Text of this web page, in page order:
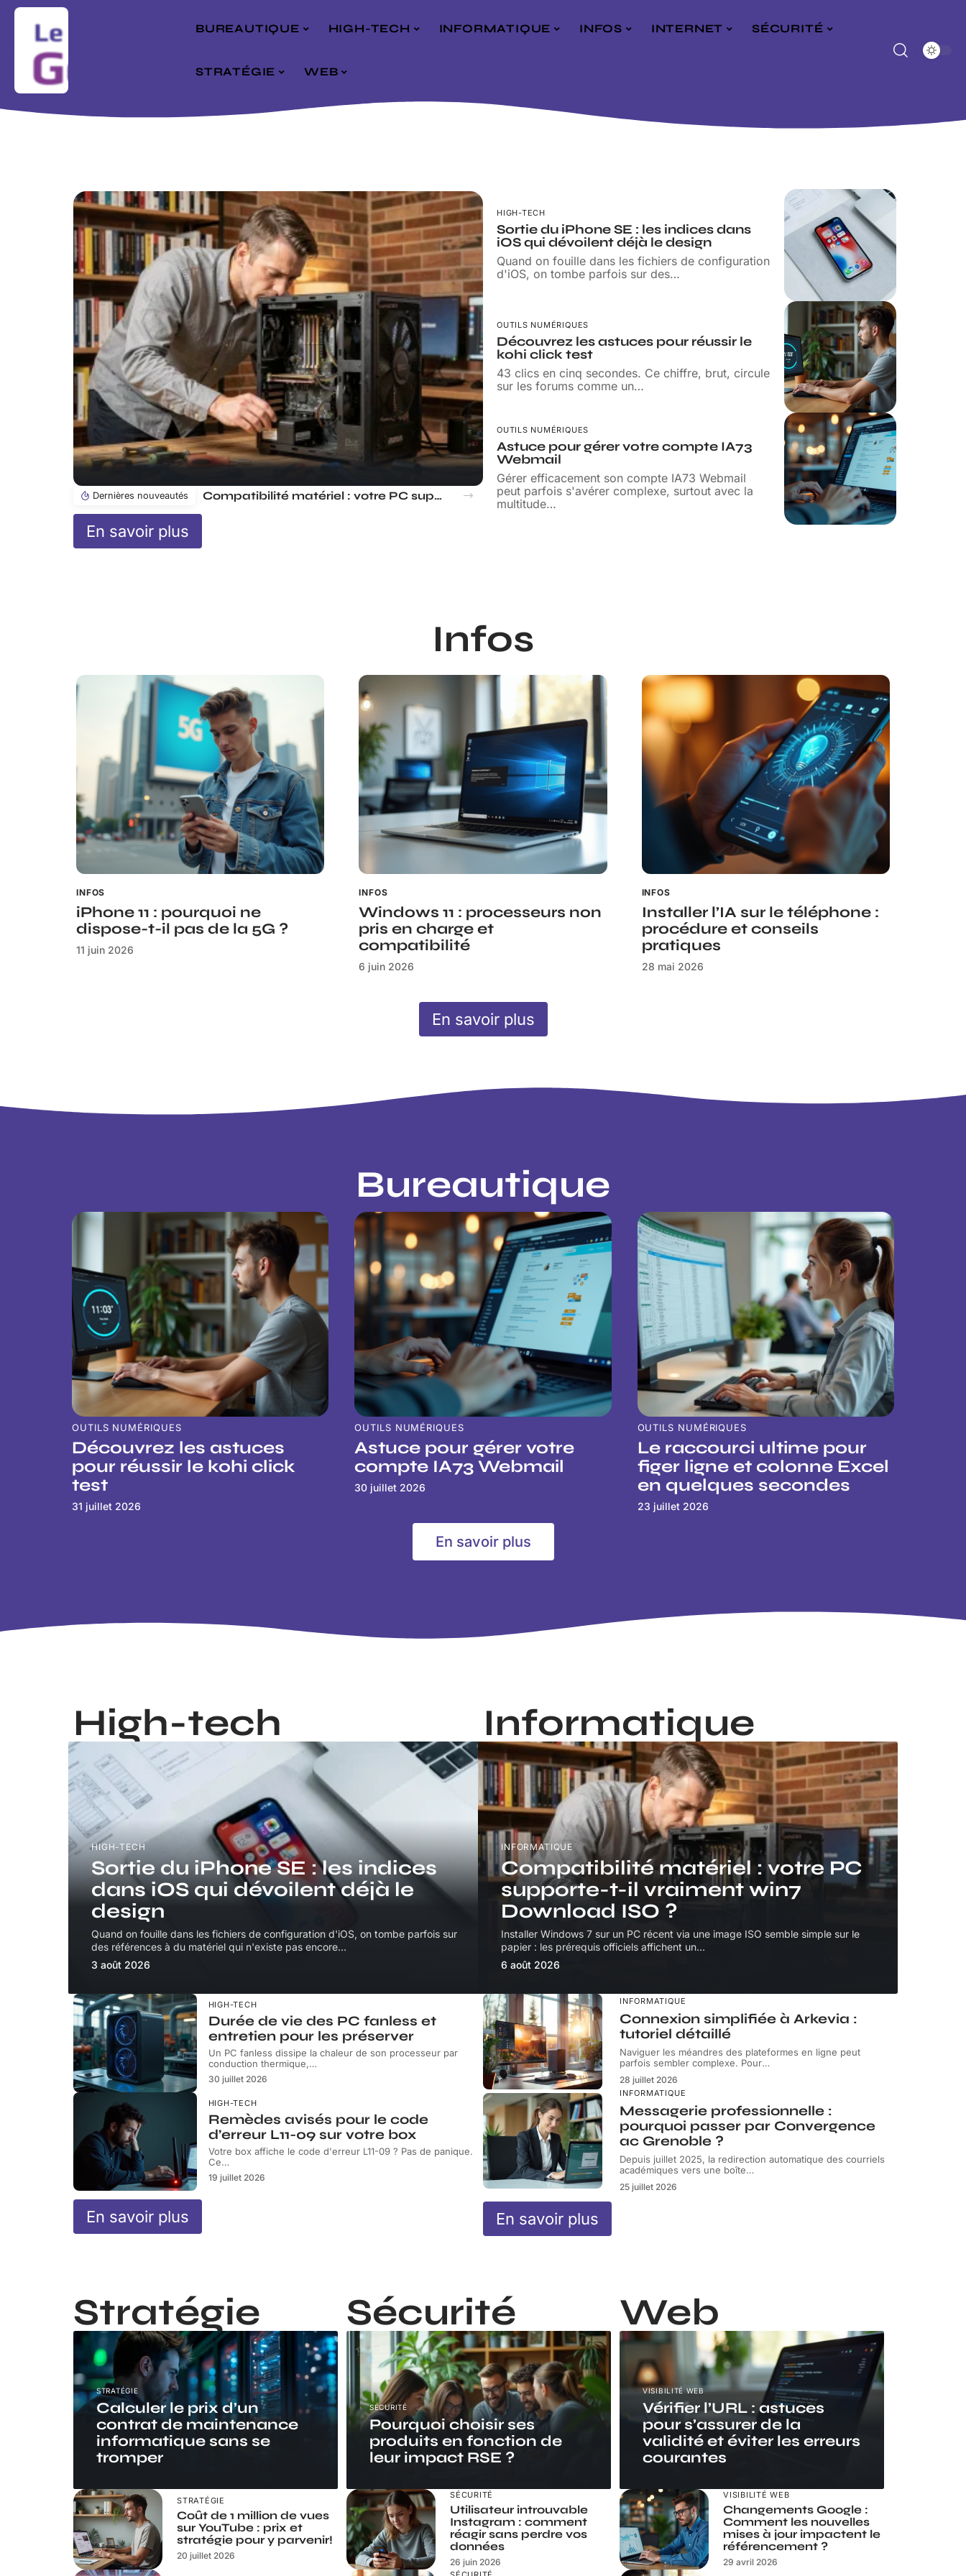
BUREAUTIQUE HIGH-TECH INFORMATIQUE INFOS INTERNET SÉCURITÉ
STRATÉGIE WEB
Dernières nouveautés Compatibilité matériel : votre PC supporte-t-il vraiment win7 Download ISO ?
En savoir plus
HIGH-TECH
Sortie du iPhone SE : les indices dans
iOS qui dévoilent déjà le design
Quand on fouille dans les fichiers de configuration
d'iOS, on tombe parfois sur des…
OUTILS NUMÉRIQUES
Découvrez les astuces pour réussir le
kohi click test
43 clics en cinq secondes. Ce chiffre, brut, circule
sur les forums comme un…
OUTILS NUMÉRIQUES
Astuce pour gérer votre compte IA73
Webmail
Gérer efficacement son compte IA73 Webmail
peut parfois s'avérer complexe, surtout avec la
multitude…
Infos
INFOS
iPhone 11 : pourquoi ne
dispose-t-il pas de la 5G ?
11 juin 2026
INFOS
Windows 11 : processeurs non
pris en charge et
compatibilité
6 juin 2026
INFOS
Installer l’IA sur le téléphone :
procédure et conseils
pratiques
28 mai 2026
En savoir plus
Bureautique
OUTILS NUMÉRIQUES
Découvrez les astuces
pour réussir le kohi click
test
31 juillet 2026
OUTILS NUMÉRIQUES
Astuce pour gérer votre
compte IA73 Webmail
30 juillet 2026
OUTILS NUMÉRIQUES
Le raccourci ultime pour
figer ligne et colonne Excel
en quelques secondes
23 juillet 2026
En savoir plus
High-tech
HIGH-TECH
Sortie du iPhone SE : les indices
dans iOS qui dévoilent déjà le
design
Quand on fouille dans les fichiers de configuration d'iOS, on tombe parfois sur
des références à du matériel qui n'existe pas encore…
3 août 2026
HIGH-TECH
Durée de vie des PC fanless et
entretien pour les préserver
Un PC fanless dissipe la chaleur de son processeur par
conduction thermique,…
30 juillet 2026
HIGH-TECH
Remèdes avisés pour le code
d’erreur L11-09 sur votre box
Votre box affiche le code d'erreur L11-09 ? Pas de panique.
Ce…
19 juillet 2026
En savoir plus
Informatique
INFORMATIQUE
Compatibilité matériel : votre PC
supporte-t-il vraiment win7
Download ISO ?
Installer Windows 7 sur un PC récent via une image ISO semble simple sur le
papier : les prérequis officiels affichent un…
6 août 2026
INFORMATIQUE
Connexion simplifiée à Arkevia :
tutoriel détaillé
Naviguer les méandres des plateformes en ligne peut
parfois sembler complexe. Pour…
28 juillet 2026
INFORMATIQUE
Messagerie professionnelle :
pourquoi passer par Convergence
ac Grenoble ?
Depuis juillet 2025, la redirection automatique des courriels
académiques vers une boîte…
25 juillet 2026
En savoir plus
Stratégie
STRATÉGIE
Calculer le prix d’un
contrat de maintenance
informatique sans se
tromper
STRATÉGIE
Coût de 1 million de vues
sur YouTube : prix et
stratégie pour y parvenir!
20 juillet 2026
Sécurité
SÉCURITÉ
Pourquoi choisir ses
produits en fonction de
leur impact RSE ?
SÉCURITÉ
Utilisateur introuvable
Instagram : comment
réagir sans perdre vos
données
26 juin 2026
Web
VISIBILITÉ WEB
Vérifier l’URL : astuces
pour s’assurer de la
validité et éviter les erreurs
courantes
VISIBILITÉ WEB
Changements Google :
Comment les nouvelles
mises à jour impactent le
référencement ?
29 avril 2026